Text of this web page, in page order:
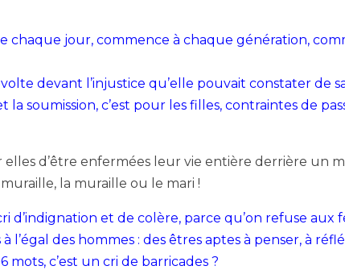
chaque jour, commence à chaque génération,
devant l’injustice qu’elle pouvait constater de
la soumission, c’est pour les filles, contraintes de
d’être enfermées leur vie entière derrière un
la muraille ou le mari !
d’indignation et de colère, parce qu’on refuse aux
l’égal des hommes : des êtres aptes à penser, à
c’est un cri de barricades ?